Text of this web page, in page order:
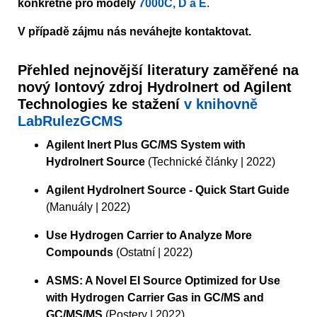
konkrétně pro modely 7000C, D a E.
V případě zájmu nás neváhejte kontaktovat.
Přehled nejnovější literatury zaměřené na
nový Iontový zdroj HydroInert od Agilent
Technologies ke stažení v knihovně
LabRulezGCMS
Agilent Inert Plus GC/MS System with
HydroInert Source (Technické články | 2022)
Agilent HydroInert Source - Quick Start Guide
(Manuály | 2022)
Use Hydrogen Carrier to Analyze More
Compounds (Ostatní | 2022)
ASMS: A Novel EI Source Optimized for Use
with Hydrogen Carrier Gas in GC/MS and
GC/MS/MS (Postery | 2022)